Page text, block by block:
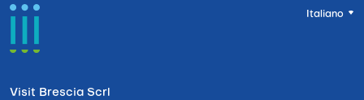
Italiano
Visit Brescia Scrl